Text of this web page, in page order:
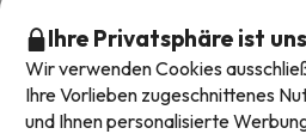
Ihre Privatsphäre ist
Wir verwenden Cookies
Ihre Vorlieben zugeschnittenes
und Ihnen personalisierte